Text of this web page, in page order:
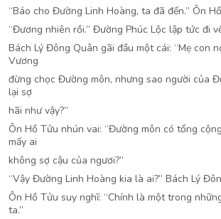
“Báo cho Đường Linh Hoàng, ta đã đến.” Ôn
“Đương nhiên rồi.” Đường Phúc Lộc lập tức đi
Bách Lý Đông Quân gãi đầu một cái: “Mẹ con
Vương
đừng chọc Đường môn, nhưng sao người của
lại sợ
hãi như vậy?”
Ôn Hồ Tửu nhún vai: “Đường môn có tổng
mấy ai
không sợ cậu của ngươi?”
“Vậy Đường Linh Hoàng kia là ai?” Bách Lý
Ôn Hồ Tửu suy nghĩ: “Chính là một trong
ta.”